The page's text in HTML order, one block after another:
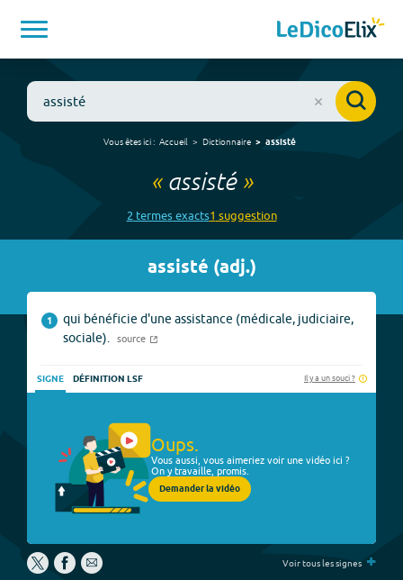
Vous êtes ici : Accueil Dictionnaire assisté
« assisté»
2 termesexacts1 suggestion
assisté (adj.)
1
qui bénéficie d'une assistance (médicale, judiciaire,
sociale).
source
SIGNE DÉFINITION LSF Il y a un souci ?
Oups.
Vous aussi, vous aimeriez voir une vidéo ici ?
On y travaille, promis.
Demander la vidéo
Voir tous les signes +